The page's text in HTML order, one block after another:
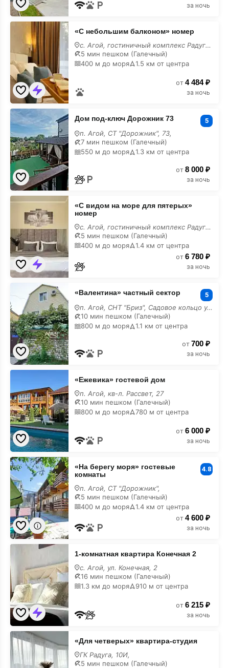
за ночь
«С
небольшим
балконом»
номер
«С небольшим балконом» номер
с. Агой, гостиничный комплекс Радуга, 10И,
5 мин пешком (Галечный)
400 м до моря
1.5 км от центра
от 4 484 ₽
за ночь
Дом
под-
ключ
Дорожник
73
Дом под-ключ Дорожник 73 5
п. Агой, СТ "Дорожник", 73,
7 мин пешком (Галечный)
550 м до моря
1.3 км от центра
от 8 000 ₽
за ночь
«С
море
для
пятерых»
номер
«С видом на море для пятерых»
номер
с. Агой, гостиничный комплекс Радуга, 10В,
5 мин пешком (Галечный)
400 м до моря
1.4 км от центра
от 6 780 ₽
за ночь
«Валентина»
частный
сектор
«Валентина» частный сектор 5
п. Агой, СНТ "Бриз", Садовое кольцо ул., 9
10 мин пешком (Галечный)
800 м до моря
1.1 км от центра
от 700 ₽
за ночь
«Ежевика»
дом
«Ежевика» гостевой дом
п. Агой, кв-л. Рассвет, 27
10 мин пешком (Галечный)
800 м до моря
780 м от центра
от 6 000 ₽
за ночь
«На
берегу
моря»
гостевые
комнаты
«На берегу моря» гостевые
комнаты
4.8
п. Агой, СТ "Дорожник",
5 мин пешком (Галечный)
400 м до моря
1.4 км от центра
от 4 600 ₽
за ночь
1-
квартира
Конечная
2
1-комнатная квартира Конечная 2
с. Агой, ул. Конечная, 2
16 мин пешком (Галечный)
1.3 км до моря
910 м от центра
от 6 215 ₽
за ночь
«Для
четверых»
квартира-
студия
«Для четверых» квартира-студия
ГК Радуга, 10И,
5 мин пешком (Галечный)